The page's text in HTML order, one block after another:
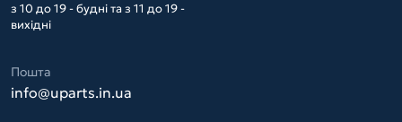
з 10 до 19 - будні та з 11 до 19 -
вихідні
Пошта
info@uparts.in.ua